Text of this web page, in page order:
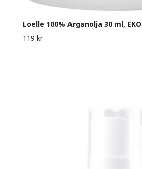
Loelle 100% Arganolja 30 ml, EKO
119 kr